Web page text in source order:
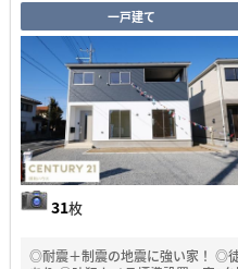
一戸建て
31枚
◎耐震＋制震の地震に強い家！ ◎